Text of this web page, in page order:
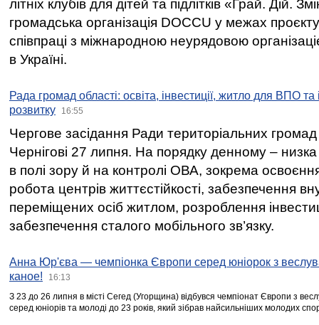
літніх клубів для дітей та підлітків «Грай. Дій.
громадська організація DOCCU у межах
співпраці з міжнародною неурядовою
в Україні.
Рада громад області: освіта, інвестиції, житло для ВПО
розвитку
16:55
Чергове засідання Ради територіальних громад
Чернігові 27 липня. На порядку денному –
в полі зору й на контролі ОВА, зокрема освоєння
робота центрів життєстійкості, забезпечення
переміщених осіб житлом, розроблення
забезпечення сталого мобільного зв’язку.
Анна Юр'єва — чемпіонка Європи серед юніорок з
каное!
16:13
З 23 до 26 липня в місті Сегед (Угорщина) відбувся чемпіонат Європи з
серед юніорів та молоді до 23 років, який зібрав найсильніших молодих